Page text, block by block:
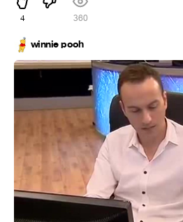
4 360
winnie pooh